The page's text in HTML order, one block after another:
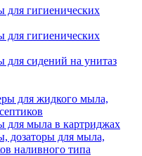
для гигиенических
для гигиенических
для сидений на унитаз
для жидкого мыла,
для мыла в картриджах
дозаторы для мыла,
наливного типа